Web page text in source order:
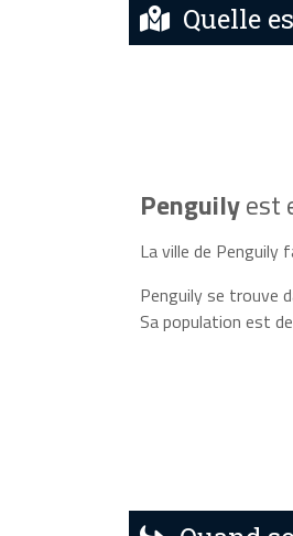
Quelle
Penguilyest
La ville de Penguily
Penguily se trouve
Sa population est de